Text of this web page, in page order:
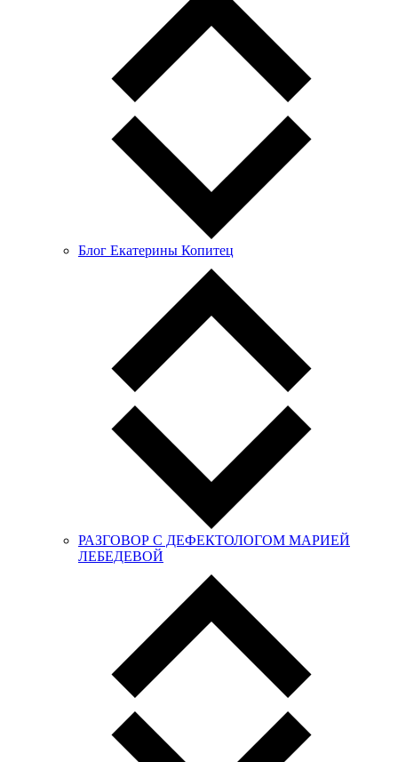
Блог Екатерины Копитец
РАЗГОВОР С ДЕФЕКТОЛОГОМ МАРИЕЙ
ЛЕБЕДЕВОЙ